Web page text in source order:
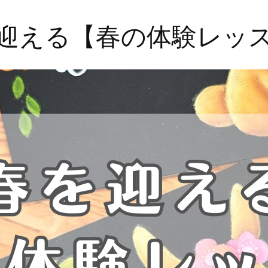
える【春の体験レッ